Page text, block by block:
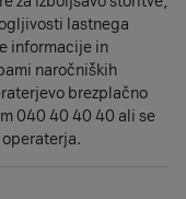
lastnega
informacije in
naročniških
brezplačno
040 40 40 40 ali se